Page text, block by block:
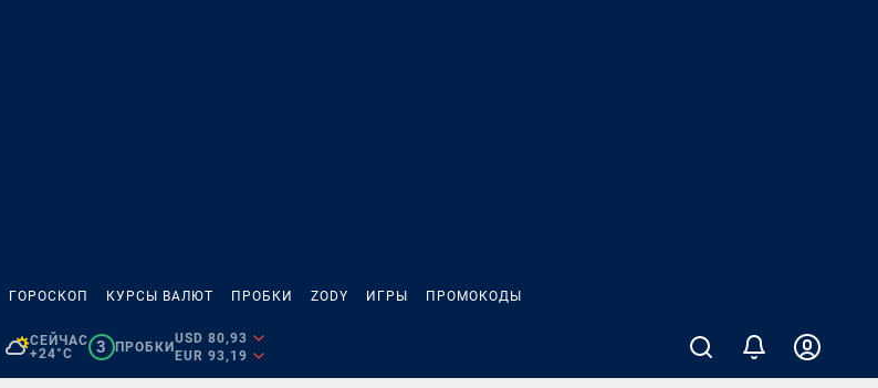
ГОРОСКОП КУРСЫ ВАЛЮТ ПРОБКИ ZODY ИГРЫ ПРОМОКОДЫ
СЕЙЧАС
+24°C
3 ПРОБКИ
USD 80,93
EUR 93,19